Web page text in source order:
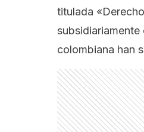
titulada
colombiana han